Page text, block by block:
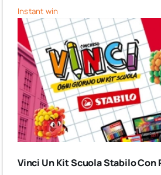
Instant win
Vinci Un Kit Scuola Stabilo